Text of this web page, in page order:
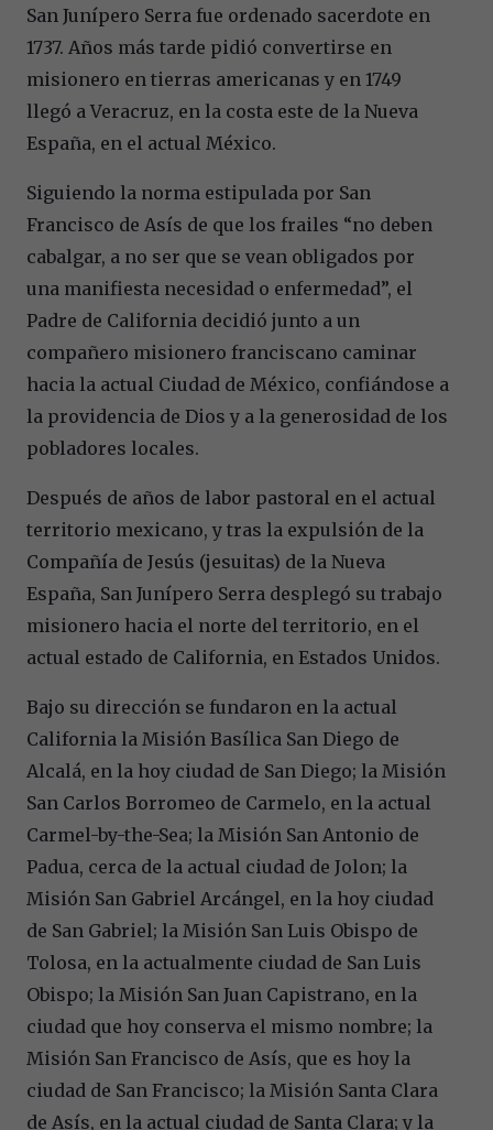
San Junípero Serra fue ordenado sacerdote en
1737. Años más tarde pidió convertirse en
misionero en tierras americanas y en 1749
llegó a Veracruz, en la costa este de la Nueva
España, en el actual México.
Siguiendo la norma estipulada por San
Francisco de Asís de que los frailes “no deben
cabalgar, a no ser que se vean obligados por
una manifiesta necesidad o enfermedad”, el
Padre de California decidió junto a un
compañero misionero franciscano caminar
hacia la actual Ciudad de México, confiándose a
la providencia de Dios y a la generosidad de los
pobladores locales.
Después de años de labor pastoral en el actual
territorio mexicano, y tras la expulsión de la
Compañía de Jesús (jesuitas) de la Nueva
España, San Junípero Serra desplegó su trabajo
misionero hacia el norte del territorio, en el
actual estado de California, en Estados Unidos.
Bajo su dirección se fundaron en la actual
California la Misión Basílica San Diego de
Alcalá, en la hoy ciudad de San Diego; la Misión
San Carlos Borromeo de Carmelo, en la actual
Carmel-by-the-Sea; la Misión San Antonio de
Padua, cerca de la actual ciudad de Jolon; la
Misión San Gabriel Arcángel, en la hoy ciudad
de San Gabriel; la Misión San Luis Obispo de
Tolosa, en la actualmente ciudad de San Luis
Obispo; la Misión San Juan Capistrano, en la
ciudad que hoy conserva el mismo nombre; la
Misión San Francisco de Asís, que es hoy la
ciudad de San Francisco; la Misión Santa Clara
de Asís, en la actual ciudad de Santa Clara; y la